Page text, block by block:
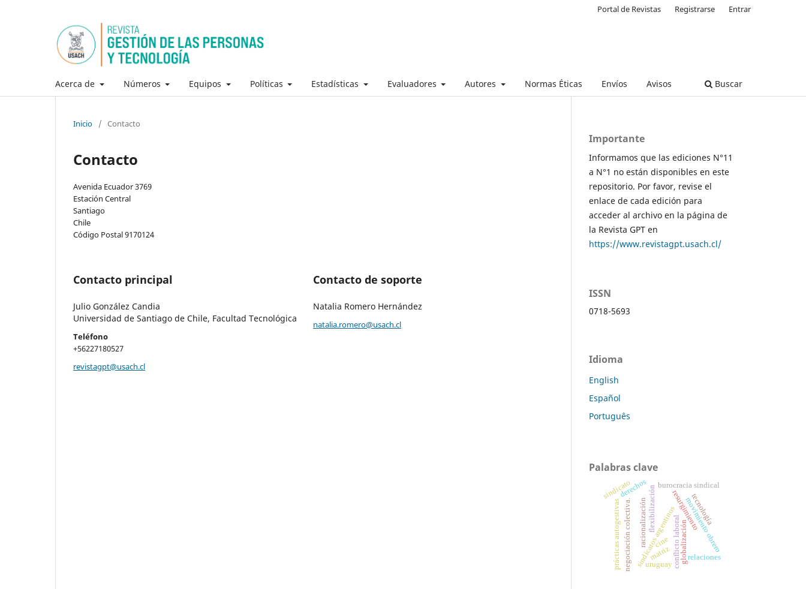
Acerca de Números Equipos Políticas Estadísticas Evaluadores Autores Normas Éticas Envíos Avisos Buscar
Portal de Revistas Registrarse Entrar
Inicio / Contacto
Contacto
Avenida Ecuador 3769
Estación Central
Santiago
Chile
Código Postal 9170124
Contacto principal
Julio González Candia
Universidad de Santiago de Chile, Facultad Tecnológica
Teléfono
+56227180527
revistagpt@usach.cl
Contacto de soporte
Natalia Romero Hernández
natalia.romero@usach.cl
Importante
Informamos que las ediciones N°11
a N°1 no están disponibles en este
repositorio. Por favor, revise el
enlace de cada edición para
acceder al archivo en la página de
la Revista GPT en
https://www.revistagpt.usach.cl/
ISSN
0718-5693
Idioma
English
Español
Português
Palabras clave
sindicatos argentinosresurgimiento
conflicto laboral
negociación colectiva. racionalizaciónflexibilización burocracia sindical
movimiento obrero
globalización
prácticas autogestivas tecnología
cine
derechos
matriz
sindicato
relaciones
uruguay